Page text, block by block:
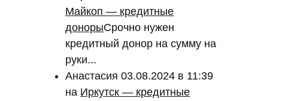
Майкоп — кредитные
донорыСрочно нужен
кредитный донор на сумму на
руки...
Анастасия 03.08.2024 в 11:39
на Иркутск — кредитные